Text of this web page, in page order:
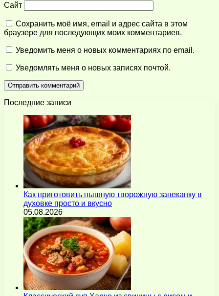
Сайт
Сохранить моё имя, email и адрес сайта в этом
браузере для последующих моих комментариев.
Уведомить меня о новых комментариях по email.
Уведомлять меня о новых записях почтой.
Последние записи
Как приготовить пышную творожную запеканку в
духовке просто и вкусно
05.08.2026